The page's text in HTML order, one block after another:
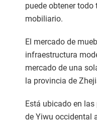
puede obtener
mobiliario.
El mercado de
infraestructura
mercado de una
la provincia de
Está ubicado en
de Yiwu occidental